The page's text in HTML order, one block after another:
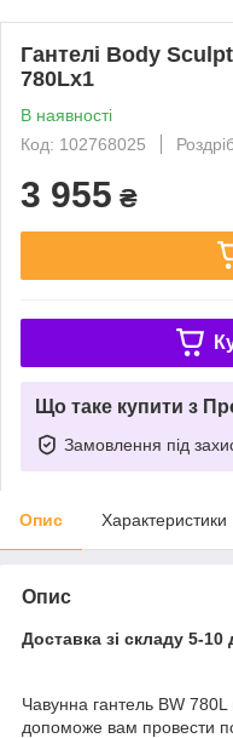
Гантелі Body
780Lx1
В наявності
Код: 102768025
3 955 ₴
Що таке купити з
Замовлення під
Опис Характеристики
Опис
Доставка зі складу 5-10
Чавунна гантель BW
допоможе вам провести